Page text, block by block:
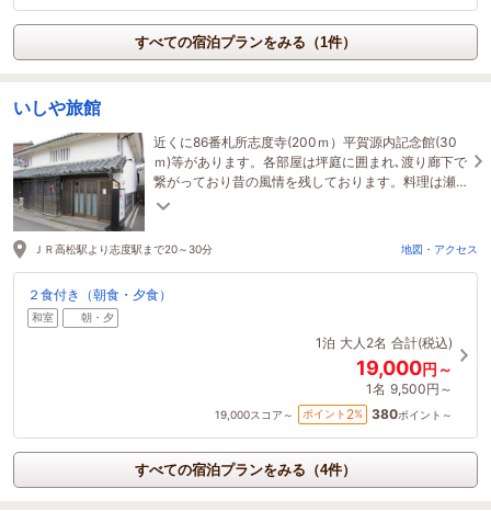
すべての宿泊プランをみる（1件）
いしや旅館
近くに86番札所志度寺(200ｍ）平賀源内記念館(30
ｍ)等があります。各部屋は坪庭に囲まれ､渡り廊下で
繋がっており昔の風情を残しております。料理は瀬
戸内で獲れた新鮮な魚料理がメインになります。
ＪＲ高松駅より志度駅まで20～30分 地図・アクセス
２食付き（朝食・夕食）
和室 朝・夕
1泊 大人2名 合計(税込)
19,000円～
1名 9,500円～
19,000スコア～ ポイント 2% 380ポイント～
すべての宿泊プランをみる（4件）